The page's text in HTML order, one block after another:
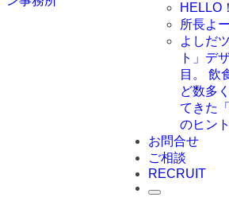
HELLO
所長よ
よしだ
ト」 デ
目。 飲
ど数多
てきた
のヒン
お問合せ
ご相談
RECRUIT